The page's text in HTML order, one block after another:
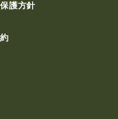
護方針